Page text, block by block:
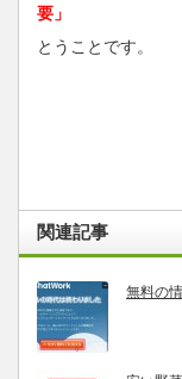
要」
とうことです。
関連記事
無料の